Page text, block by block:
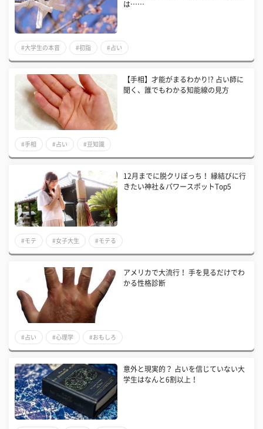
は……
#大学生の本音 #初詣 #占い
【手相】才能がまるわかり!? 占い師に
聞く、誰でもわかる知能線の見方
#手相 #占い #豆知識
12月までに脱クリぼっち！ 縁結びに行
きたい神社＆パワースポットTop5
#モテ #女子大生 #モテる
アメリカで大流行！ 手を見るだけでわ
かる性格診断
#占い #心理学 #おもしろ
意外と現実的？ 占いを信じていない大
学生はなんと6割以上！